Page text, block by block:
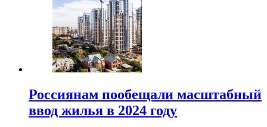
Россиянам пообещали масштабный
ввод жилья в 2024 году